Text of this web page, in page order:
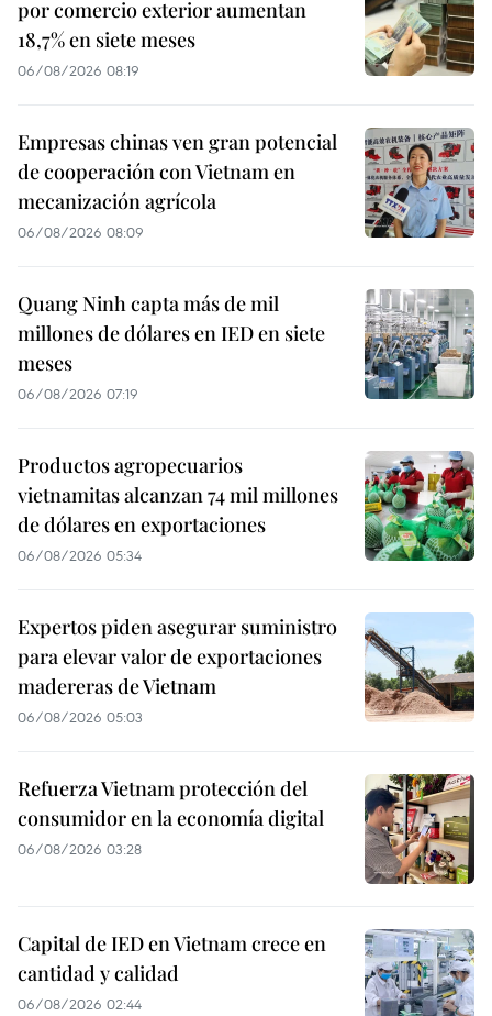
por comercio exterior aumentan
18,7% en siete meses
06/08/2026 08:19
Empresas chinas ven gran potencial
de cooperación con Vietnam en
mecanización agrícola
06/08/2026 08:09
Quang Ninh capta más de mil
millones de dólares en IED en siete
meses
06/08/2026 07:19
Productos agropecuarios
vietnamitas alcanzan 74 mil millones
de dólares en exportaciones
06/08/2026 05:34
Expertos piden asegurar suministro
para elevar valor de exportaciones
madereras de Vietnam
06/08/2026 05:03
Refuerza Vietnam protección del
consumidor en la economía digital
06/08/2026 03:28
Capital de IED en Vietnam crece en
cantidad y calidad
06/08/2026 02:44